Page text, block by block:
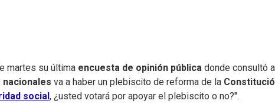
martes su última encuesta de opinión pública donde consultó
va a haber un plebiscito de reforma de la
social , ¿usted votará por apoyar el plebiscito o no?".